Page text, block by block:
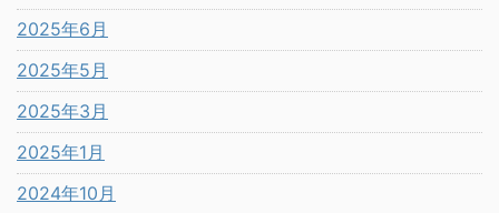
2025年6月
2025年5月
2025年3月
2025年1月
2024年10月